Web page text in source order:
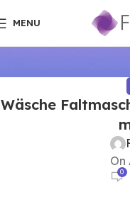
MENU
Wäsche
On
0